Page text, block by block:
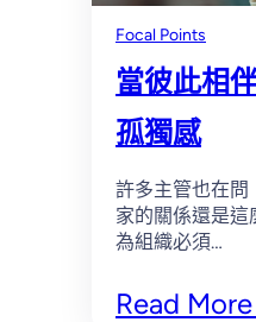
Focal Points
當彼此相
孤獨感
許多主管也在問
家的關係還是
為組織必須…
Read More